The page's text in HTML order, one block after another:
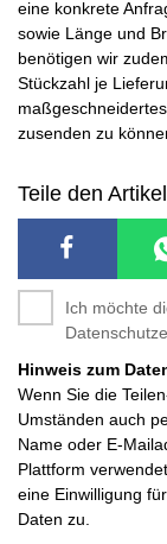
eine konkrete
sowie Länge und
benötigen wir
Stückzahl je
zusenden zu
Teile den Artikel
Ich möchte
Hinweis zum
Wenn Sie die
Umständen auch
Name oder E-
Plattform
eine Einwilligung
Daten zu.